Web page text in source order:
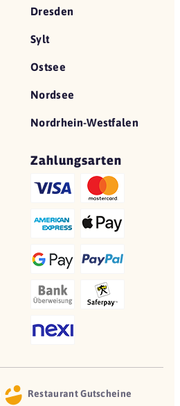
Dresden
Sylt
Ostsee
Nordsee
Nordrhein-Westfalen
Zahlungsarten
Restaurant Gutscheine